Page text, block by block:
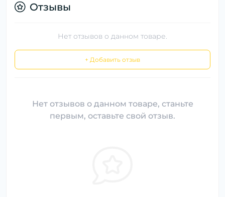
Отзывы
Нет отзывов о данном товаре.
+ Добавить отзыв
Нет отзывов о данном товаре, станьте
первым, оставьте свой отзыв.